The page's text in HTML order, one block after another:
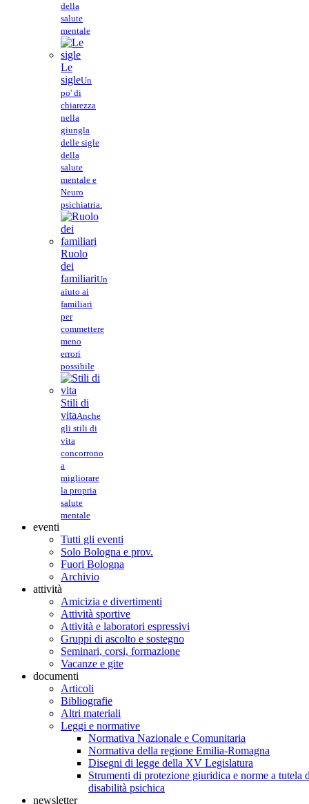
della
salute
mentale
Le
sigleUn
po' di
chiarezza
nella
giungla
delle sigle
della
salute
mentale e
Neuro
psichiatria.
Ruolo
dei
familiariUn
aiuto ai
familiari
per
commettere
meno
errori
possibile
Stili di
vitaAnche
gli stili di
vita
concorrono
a
migliorare
la propria
salute
mentale
eventi
Tutti gli eventi
Solo Bologna e prov.
Fuori Bologna
Archivio
attività
Amicizia e divertimenti
Attività sportive
Attività e laboratori espressivi
Gruppi di ascolto e sostegno
Seminari, corsi, formazione
Vacanze e gite
documenti
Articoli
Bibliografie
Altri materiali
Leggi e normative
Normativa Nazionale e Comunitaria
Normativa della regione Emilia-Romagna
Disegni di legge della XV Legislatura
Strumenti di protezione giuridica e norme a tutela
disabilità psichica
newsletter